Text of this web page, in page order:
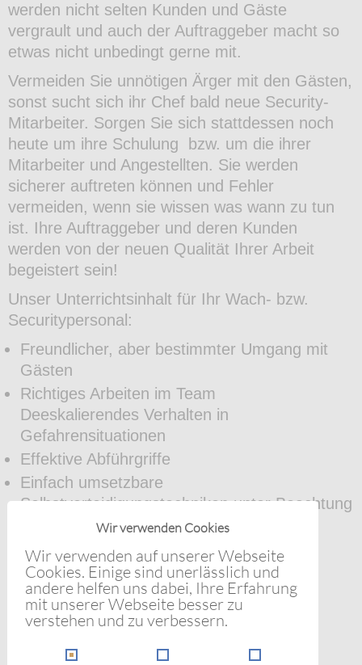
Wir verwenden Cookies
Wir verwenden auf unserer Webseite
Cookies. Einige sind unerlässlich und
andere helfen uns dabei, Ihre Erfahrung
mit unserer Webseite besser zu
verstehen und zu verbessern.
werden nicht selten Kunden und Gäste
vergrault und auch der Auftraggeber macht so
etwas nicht unbedingt gerne mit.
Vermeiden Sie unnötigen Ärger mit den Gästen,
sonst sucht sich ihr Chef bald neue Security-
Mitarbeiter. Sorgen Sie sich stattdessen noch
heute um ihre Schulung bzw. um die ihrer
Mitarbeiter und Angestellten. Sie werden
sicherer auftreten können und Fehler
vermeiden, wenn sie wissen was wann zu tun
ist. Ihre Auftraggeber und deren Kunden
werden von der neuen Qualität Ihrer Arbeit
begeistert sein!
Unser Unterrichtsinhalt für Ihr Wach- bzw.
Securitypersonal:
Freundlicher, aber bestimmter Umgang mit
Gästen
Richtiges Arbeiten im Team
Deeskalierendes Verhalten in
Gefahrensituationen
Effektive Abführgriffe
Einfach umsetzbare
Selbstverteidigungstechniken unter Beachtung
der Notwehrparagraphen
Bei Interesse unterbreite ich Ihnen gerne ein
unverbindliches und auf Ihre Bedürfnisse hin
abgestimmtes Angebot.
Kontakt: